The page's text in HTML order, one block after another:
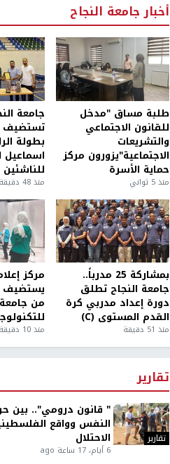
أخبار جامعة النجاح
طلبة مساق "مدخل
للقانون الاجتماعي
والتشريعات
الاجتماعية"يزورون مركز
حماية الأسرة
منذ 5 ثواني
جامعة
تستضيف
بطولة
اسماعيل
للناشئين
منذ 48 دقيقة
بمشاركة 25 مدرباً..
جامعة النجاح تطلق
دورة إعداد مدربي كرة
القدم المستوى (C)
منذ 51 دقيقة
مركز
يستضيف
من
منذ 10 دقيقة
تقارير
تقارير
" قانون درومي".. بين
النفس وواقع
الاحتلال
6 أيام، 17 ساعة ago